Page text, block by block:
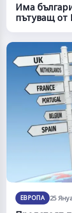
Има
пътуващ от
ЕВРОПА 25